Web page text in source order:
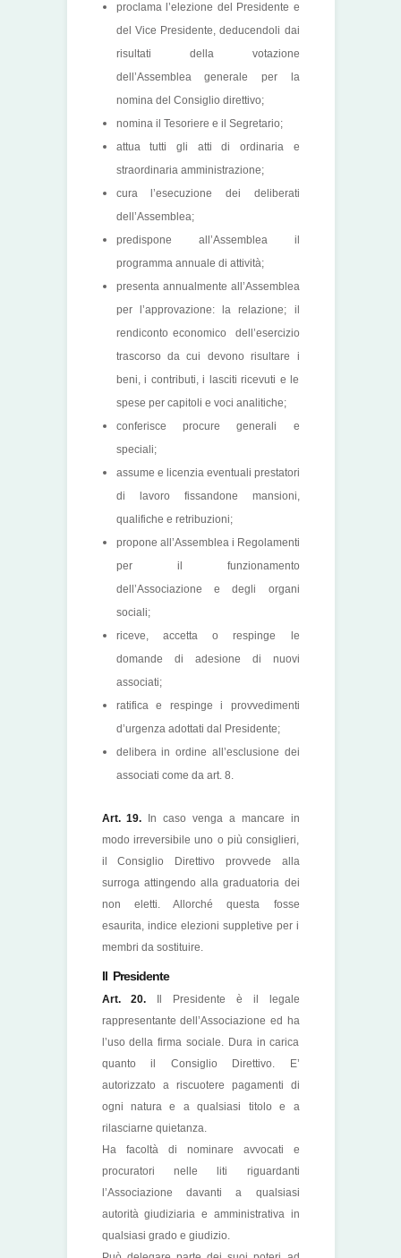
proclama l’elezione del Presidente e
del Vice Presidente, deducendoli dai
risultati della votazione
dell’Assemblea generale per la
nomina del Consiglio direttivo;
nomina il Tesoriere e il Segretario;
attua tutti gli atti di ordinaria e
straordinaria amministrazione;
cura l’esecuzione dei deliberati
dell’Assemblea;
predispone all’Assemblea il
programma annuale di attività;
presenta annualmente all’Assemblea
per l’approvazione: la relazione; il
rendiconto economico dell’esercizio
trascorso da cui devono risultare i
beni, i contributi, i lasciti ricevuti e le
spese per capitoli e voci analitiche;
conferisce procure generali e
speciali;
assume e licenzia eventuali prestatori
di lavoro fissandone mansioni,
qualifiche e retribuzioni;
propone all’Assemblea i Regolamenti
per il funzionamento
dell’Associazione e degli organi
sociali;
riceve, accetta o respinge le
domande di adesione di nuovi
associati;
ratifica e respinge i provvedimenti
d’urgenza adottati dal Presidente;
delibera in ordine all’esclusione dei
associati come da art. 8.
Art. 19.
In caso venga a mancare in
modo irreversibile uno o più consiglieri,
il Consiglio Direttivo provvede alla
surroga attingendo alla graduatoria dei
non eletti. Allorché questa fosse
esaurita, indice elezioni suppletive per i
membri da sostituire.
Il Presidente
Art. 20.
Il Presidente è il legale
rappresentante dell’Associazione ed ha
l’uso della firma sociale. Dura in carica
quanto il Consiglio Direttivo. E’
autorizzato a riscuotere pagamenti di
ogni natura e a qualsiasi titolo e a
rilasciarne quietanza.
Ha facoltà di nominare avvocati e
procuratori nelle liti riguardanti
l’Associazione davanti a qualsiasi
autorità giudiziaria e amministrativa in
qualsiasi grado e giudizio.